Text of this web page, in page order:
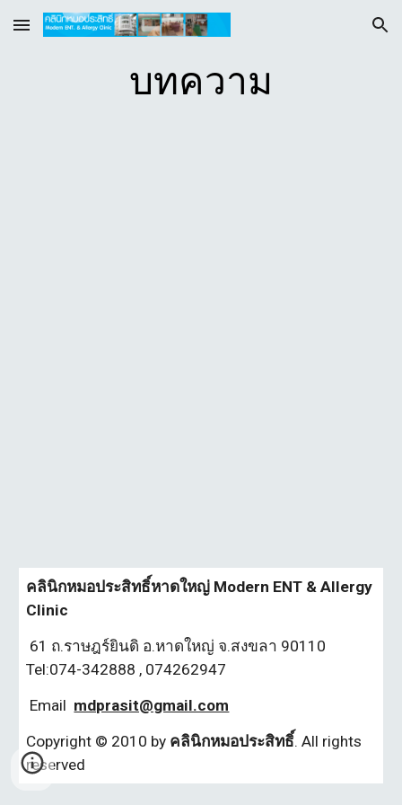
Skip to main content Skip to navigation
บทความ
คลินิกหมอประสิทธิ์หาดใหญ่ Modern ENT & Allergy
Clinic
61 ถ.ราษฎร์ยินดิ อ.หาดใหญ่ จ.สงขลา 90110
Tel:074-342888 , 074262947
Email mdprasit@gmail.com
Copyright © 2010 by คลินิกหมอประสิทธิ์. All rights
reserved